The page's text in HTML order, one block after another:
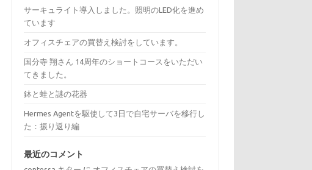
サーキュライト導入しました。照明のLED化を進め
ています
オフィスチェアの買替え検討をしています。
国分寺 翔さん 14周年のショートコースをいただい
てきました。
鉢と蛙と謎の花器
Hermes Agentを駆使して3日で自宅サーバを移行し
た：振り返り編
最近のコメント